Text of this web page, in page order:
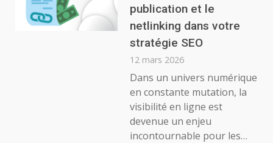
publication et le
netlinking dans votre
stratégie SEO
12 mars 2026
Dans un univers numérique
en constante mutation, la
visibilité en ligne est
devenue un enjeu
incontournable pour les…